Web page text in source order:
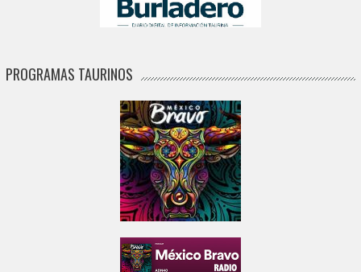
PROGRAMAS TAURINOS